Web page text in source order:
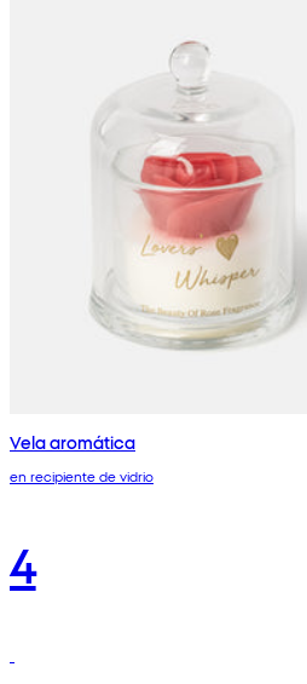
Vela aromática
en recipiente de vidrio
4